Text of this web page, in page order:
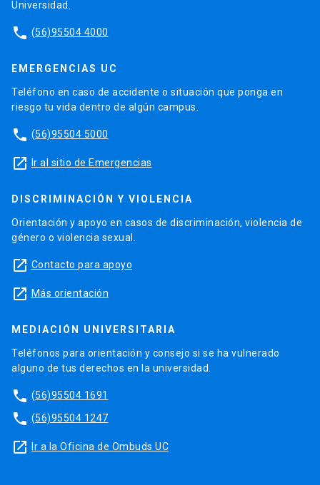
Universidad.
phone (56)95504 4000
EMERGENCIAS UC
Teléfono en caso de accidente o situación que ponga en
riesgo tu vida dentro de algún campus.
phone (56)95504 5000
launch Ir al sitio de Emergencias
DISCRIMINACIÓN Y VIOLENCIA
Orientación y apoyo en casos de discriminación, violencia de
género o violencia sexual.
launch Contacto para apoyo
launch Más orientación
MEDIACIÓN UNIVERSITARIA
Teléfonos para orientación y consejo si se ha vulnerado
alguno de tus derechos en la universidad.
phone (56)95504 1691
phone (56)95504 1247
launch Ir a la Oficina de Ombuds UC